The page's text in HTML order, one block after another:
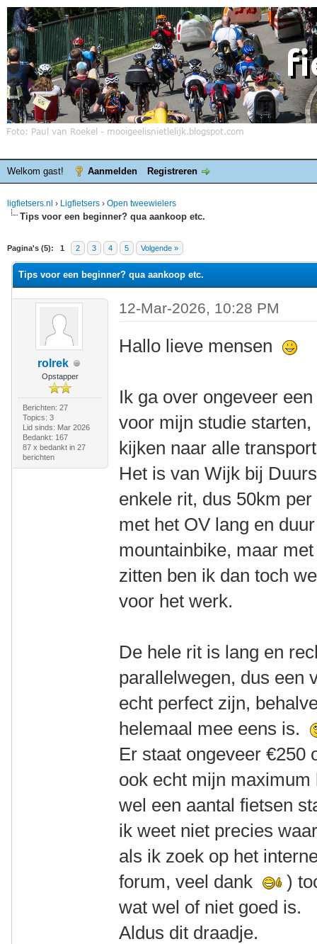
Welkom gast! Aanmelden Registreren
ligfietsers.nl › Ligfietsers › Open tweewielers
Tips voor een beginner? qua aankoop etc.
Pagina's (5): 1 2 3 4 5 Volgende »
waardering is 0
Tips voor een beginner? qua aankoop etc.
rolrek
Opstapper
Berichten: 27
Topics: 3
Lid sinds: Mar 2026
Bedankt: 167
87 x bedankt in 27
berichten
12-Mar-2026, 10:28 PM
Hallo lieve mensen
Ik ga over ongeveer
voor mijn studie
kijken naar alle
Het is van Wijk bij
enkele rit, dus 50km
met het OV lang en
mountainbike, maar
zitten ben ik dan toch
voor het werk.
De hele rit is lang en
parallelwegen, dus een
echt perfect zijn,
helemaal mee eens is.
Er staat ongeveer €250
ook echt mijn
wel een aantal fietsen
ik weet niet precies
als ik zoek op het
forum, veel dank
)
wat wel of niet goed is.
Aldus dit draadje.